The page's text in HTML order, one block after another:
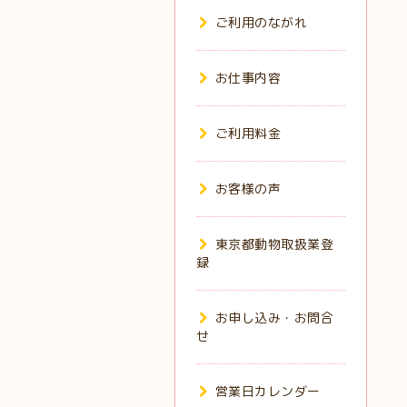
ご利用のながれ
お仕事内容
ご利用料金
お客様の声
東京都動物取扱業登
録
お申し込み・お問合
せ
営業日カレンダー